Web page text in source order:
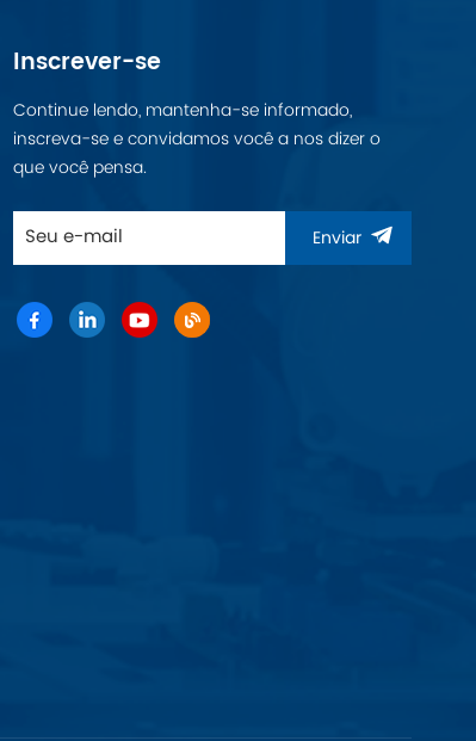
Inscrever-se
Continue lendo, mantenha-se informado,
inscreva-se e convidamos você a nos dizer o
que você pensa.
Enviar